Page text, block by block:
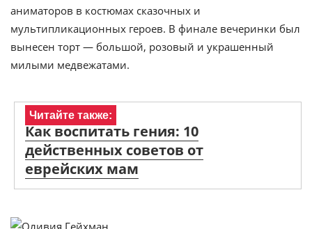
аниматоров в костюмах сказочных и
мультипликационных героев. В финале вечеринки был
вынесен торт — большой, розовый и украшенный
милыми медвежатами.
Читайте также:
Как воспитать гения: 10
действенных советов от
еврейских мам